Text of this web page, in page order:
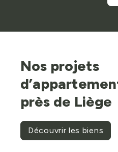
Nos projets
près de Liège
Découvrir les biens